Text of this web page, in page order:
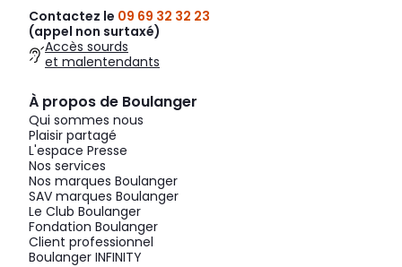
Contactez le 09 69 32 32 23
(appel non surtaxé)
Accès sourds
et malentendants
À propos de Boulanger
Qui sommes nous
Plaisir partagé
L'espace Presse
Nos services
Nos marques Boulanger
SAV marques Boulanger
Le Club Boulanger
Fondation Boulanger
Client professionnel
Boulanger INFINITY